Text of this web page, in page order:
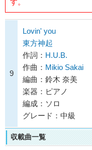
9
Lovin' you
東方神起
作詞： H.U.B.
作曲： Mikio Sakai
編曲：鈴木 奈美
楽器：ピアノ
編成：ソロ
グレード：中級
収載曲一覧